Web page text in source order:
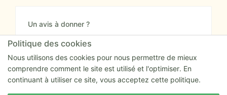
Un avis à donner ?
Donnez nous votre avis sur le site ou proposez
nous tout simplement vos nouvelles idées.
Nous écrire
Politique des cookies
Nous utilisons des cookies pour nous permettre de mieux
comprendre comment le site est utilisé et l'optimiser. En
continuant à utiliser ce site, vous acceptez cette politique.